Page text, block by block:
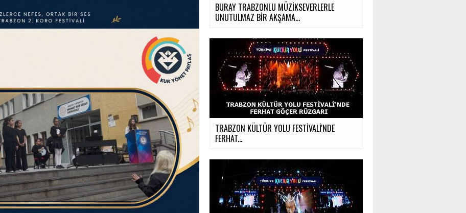
BURAY TRABZONLU MÜZİKSEVERLERLE
UNUTULMAZ BİR AKŞAMA...
TRABZON KÜLTÜR YOLU FESTİVALİ'NDE
FERHAT...